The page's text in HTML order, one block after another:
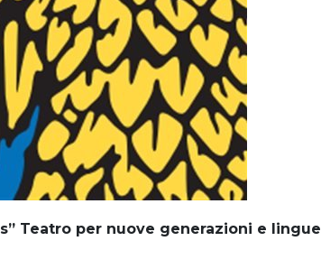
Teatro per nuove generazioni e lingue